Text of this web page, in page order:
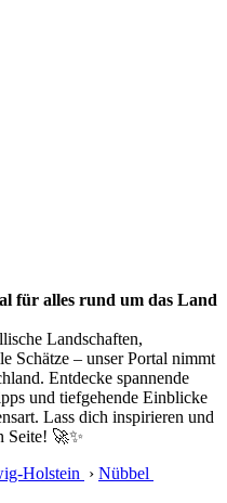
für alles rund um das Land
Landschaften,
Schätze – unser Portal nimmt
Entdecke spannende
und tiefgehende Einblicke
Lass dich inspirieren und
Seite! 🚀✨
Holstein › Nübbel